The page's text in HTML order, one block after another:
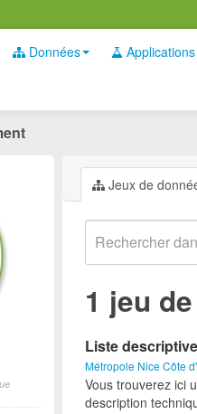
Données Applications
Jeux de
1 jeu
Liste
Métropole Nice Côte
Vous trouverez ici
description